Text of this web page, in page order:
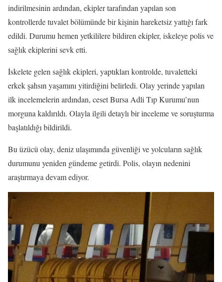
indirilmesinin ardından, ekipler tarafından yapılan son
kontrollerde tuvalet bölümünde bir kişinin hareketsiz yattığı fark
edildi. Durumu hemen yetkililere bildiren ekipler, iskeleye polis ve
sağlık ekiplerini sevk etti.
İskelete gelen sağlık ekipleri, yaptıkları kontrolde, tuvaletteki
erkek şahsın yaşamını yitirdiğini belirledi. Olay yerinde yapılan
ilk incelemelerin ardından, ceset Bursa Adli Tıp Kurumu’nun
morguna kaldırıldı. Olayla ilgili detaylı bir inceleme ve soruşturma
başlatıldığı bildirildi.
Bu üzücü olay, deniz ulaşımında güvenliği ve yolcuların sağlık
durumunu yeniden gündeme getirdi. Polis, olayın nedenini
araştırmaya devam ediyor.